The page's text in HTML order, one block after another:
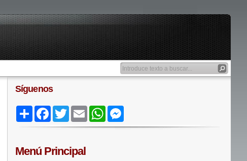
Síguenos
Share FacebookTwitter Email WhatsApp
Menú Principal